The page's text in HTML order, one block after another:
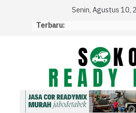
Senin, Agustus 10,
Terbaru: